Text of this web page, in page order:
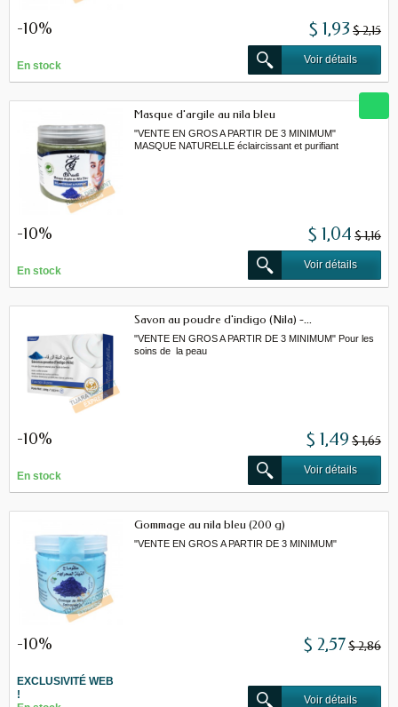
-10% $ 1,93 $ 2,15
En stock
Voir détails
Masque d'argile au nila bleu
"VENTE EN GROS A PARTIR DE 3 MINIMUM"
MASQUE NATURELLE éclaircissant et purifiant
-10% $ 1,04 $ 1,16
En stock
Voir détails
Savon au poudre d'indigo (Nila) -...
"VENTE EN GROS A PARTIR DE 3 MINIMUM" Pour les
soins de la peau
-10% $ 1,49 $ 1,65
En stock
Voir détails
Gommage au nila bleu (200 g)
"VENTE EN GROS A PARTIR DE 3 MINIMUM"
-10% $ 2,57$ 2,86
EXCLUSIVITÉ WEB
!
Voir détails